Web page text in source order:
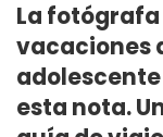
La fotógrafa
vacaciones
esta nota.